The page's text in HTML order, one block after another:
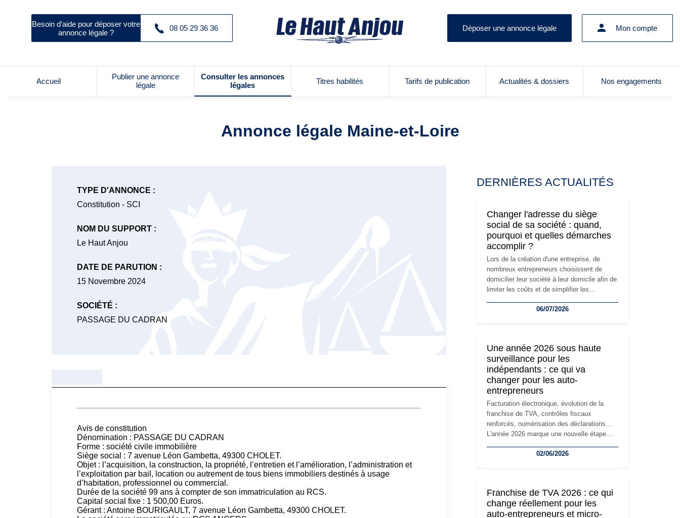
Besoin d’aide pour déposer votre
annonce légale ?
08 05 29 36 36 Déposer une annonce légale Mon compte
Accueil
Publier une annonce
légale
Consulter les annonces
légales
Titres habilités Tarifs de publication Actualités & dossiers Nos engagements
Annonce légale Maine-et-Loire
TYPE D'ANNONCE :
Constitution - SCI
NOM DU SUPPORT :
Le Haut Anjou
DATE DE PARUTION :
15 Novembre 2024
SOCIÉTÉ :
PASSAGE DU CADRAN
Avis de constitution
Dénomination : PASSAGE DU CADRAN
Forme : société civile immobilière
Siège social : 7 avenue Léon Gambetta, 49300 CHOLET.
Objet : l’acquisition, la construction, la propriété, l’entretien et l’amélioration, l’administration et
l’exploitation par bail, location ou autrement de tous biens immobiliers destinés à usage
d’habitation, professionnel ou commercial.
Durée de la société 99 ans à compter de son immatriculation au RCS.
Capital social fixe : 1 500,00 Euros.
Gérant : Antoine BOURIGAULT, 7 avenue Léon Gambetta, 49300 CHOLET.
DERNIÈRES ACTUALITÉS
Changer l'adresse du siège
social de sa société : quand,
pourquoi et quelles démarches
accomplir ?
Lors de la création d'une entreprise, de
nombreux entrepreneurs choisissent de
domicilier leur société à leur domicile afin de
limiter les coûts et de simplifier les
l'activité, cette solution peut rapidement
siège social répond souvent à une nouvelle
étape de la vie de l'entreprise et implique
plusieurs formalités obligatoires.
06/07/2026
Une année 2026 sous haute
surveillance pour les
indépendants : ce qui va
changer pour les auto-
entrepreneurs
Facturation électronique, évolution de la
franchise de TVA, contrôles fiscaux
renforcés, numérisation des déclarations…
L'année 2026 marque une nouvelle étape
travailleurs indépendants. Si le régime de la
réglementaire plus exigeant. Décryptage des
principaux changements et des précautions
à prendre pour éviter les mauvaises
02/06/2026
Franchise de TVA 2026 : ce qui
change réellement pour les
auto-entrepreneurs et micro-